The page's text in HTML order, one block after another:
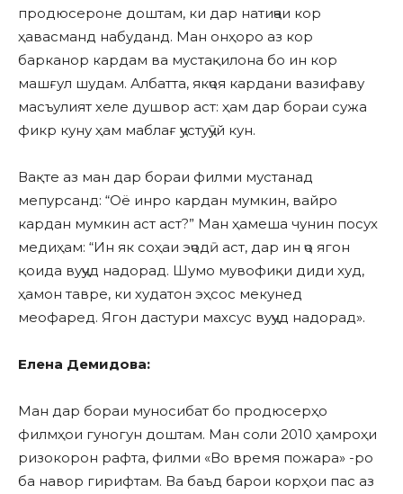
продюсероне доштам, ки дар натиҷаи кор
ҳавасманд набуданд. Ман онҳоро аз кор
барканор кардам ва мустақилона бо ин кор
машғул шудам. Албатта, якҷоя кардани вазифаву
масъулият хеле душвор аст: ҳам дар бораи сужа
фикр куну ҳам маблағ ҷустуҷӯй кун.
Вақте аз ман дар бораи филми мустанад
мепурсанд: “Оё инро кардан мумкин, вайро
кардан мумкин аст аст?” Ман ҳамеша чунин посух
медиҳам: “Ин як соҳаи эҷодӣ аст, дар ин ҷо ягон
қоида вуҷуд надорад. Шумо мувофиқи диди худ,
ҳамон тавре, ки худатон эҳсос мекунед
меофаред. Ягон дастури махсус вуҷуд надорад».
Елена Демидова:
Ман дар бораи муносибат бо продюсерҳо
филмҳои гуногун доштам. Ман соли 2010 ҳамроҳи
ризокорон рафта, филми «Во время пожара» -ро
ба навор гирифтам. Ва баъд барои корҳои пас аз